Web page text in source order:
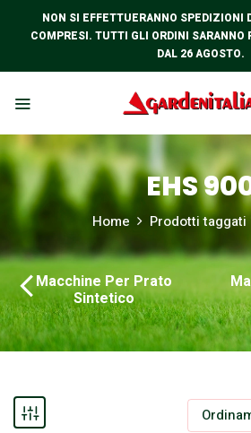
NON SI EFFETTUERANNO SPEDIZIONI
COMPRESI. TUTTI GLI ORDINI SARANNO
DAL 26 AGOSTO.
EHS
Home Prodotti taggati
Macchine Per Prato
Sintetico